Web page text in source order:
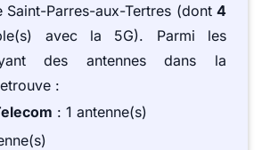
Saint-Parres-aux-Tertres (dont 4
avec la 5G). Parmi les
des antennes dans la
:
: 1 antenne(s)